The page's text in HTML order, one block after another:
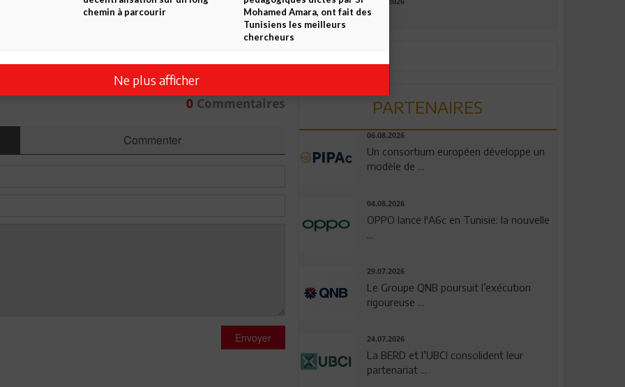
CET ARTICLE
0Commentaires
Commenter
Envoyer
PARTENAIRES
06.08.2026
Un consortium européen développe un
modèle de ...
04.08.2026
OPPO lance l'A6c en Tunisie: la nouvelle
...
29.07.2026
Le Groupe QNB poursuit l’exécution
rigoureuse ...
24.07.2026
La BERD et l’UBCI consolident leur
partenariat ...
chemin à parcourir
Mohamed Amara, ont fait des
Tunisiens les meilleurs
chercheurs
Ne plus afficher